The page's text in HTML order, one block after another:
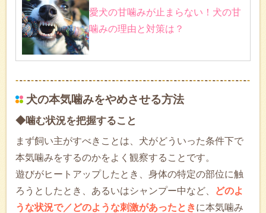
愛犬の甘噛みが止まらない！犬の甘
噛みの理由と対策は？
犬の本気噛みをやめさせる方法
◆噛む状況を把握すること
まず飼い主がすべきことは、犬がどういった条件下で
本気噛みをするのかをよく観察することです。
遊びがヒートアップしたとき、身体の特定の部位に触
ろうとしたとき、あるいはシャンプー中など、
どのよ
うな状況で／どのような刺激があったときに本気噛み